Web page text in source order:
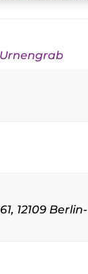
Urnengrab
12109 Berlin-